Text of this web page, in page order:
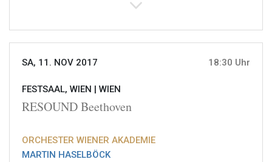
SA, 11. NOV 2017 18:30 Uhr
FESTSAAL, WIEN | WIEN
RESOUND Beethoven
ORCHESTER WIENER AKADEMIE
MARTIN HASELBÖCK